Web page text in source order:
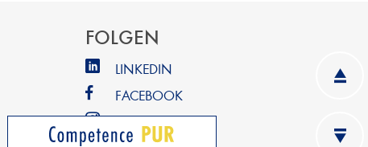
FOLGEN
LINKEDIN
FACEBOOK
INSTAGRAM